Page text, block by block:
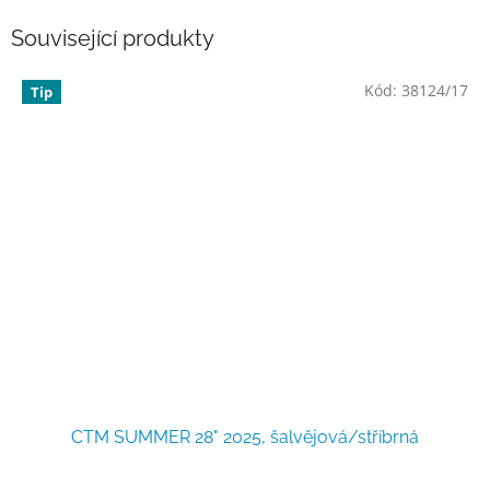
Související produkty
Tip
CTM SUMMER 28" 2025, šalvějová/stříbrná
Kód: 38124/17